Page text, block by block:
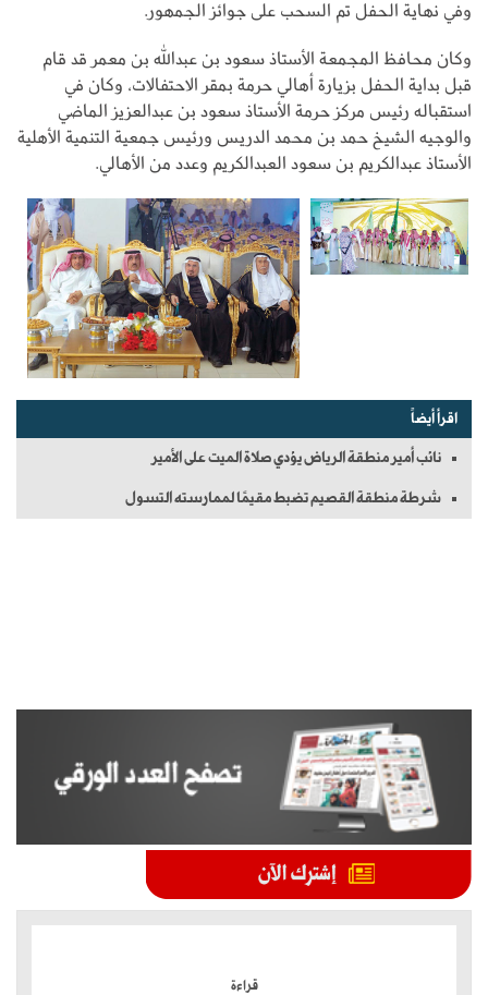
وفي نهاية الحفل تم السحب على جوائز الجمهور.
وكان محافظ المجمعة الأستاذ سعود بن عبدالله بن معمر قد قام
قبل بداية الحفل بزيارة أهالي حرمة بمقر الاحتفالات، وكان في
استقباله رئيس مركز حرمة الأستاذ سعود بن عبدالعزيز الماضي
والوجيه الشيخ حمد بن محمد الدريس ورئيس جمعية التنمية الأهلية
الأستاذ عبدالكريم بن سعود العبدالكريم وعدد من الأهالي.
اقرأ أيضاً
نائب أمير منطقة الرياض يؤدي صلاة الميت على الأمير
شرطة منطقة القصيم تضبط مقيمًا لممارسته التسول
قراءة